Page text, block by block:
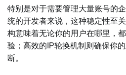
特别是对于需要管理大量账号的
统的开发者来说，这种稳定性至
构意味着无论你的用户在哪里，
验；高效的IP轮换机制则确保你
断。